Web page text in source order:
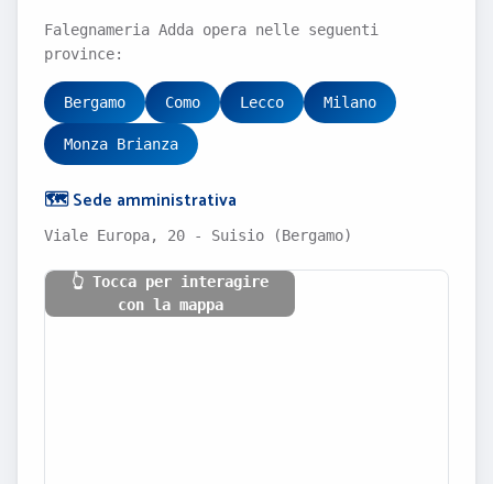
Falegnameria Adda opera nelle seguenti
province:
Bergamo Como Lecco Milano
Monza Brianza
🗺️ Sede amministrativa
Viale Europa, 20 - Suisio (Bergamo)
👆 Tocca per interagire
con la mappa